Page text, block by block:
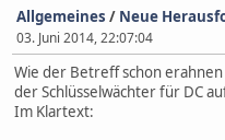
Allgemeines / Neue
03. Juni 2014, 22:07:04
Wie der Betreff schon erahnen
der Schlüsselwächter für DC
Im Klartext: